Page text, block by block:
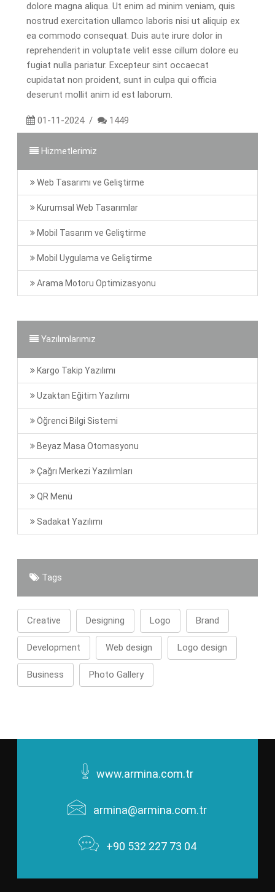
dolore magna aliqua. Ut enim ad minim veniam, quis
nostrud exercitation ullamco laboris nisi ut aliquip ex
ea commodo consequat. Duis aute irure dolor in
reprehenderit in voluptate velit esse cillum dolore eu
fugiat nulla pariatur. Excepteur sint occaecat
cupidatat non proident, sunt in culpa qui officia
deserunt mollit anim id est laborum.
01-11-2024/ 1449
Hizmetlerimiz
Web Tasarımı ve Geliştirme
Kurumsal Web Tasarımlar
Mobil Tasarım ve Geliştirme
Mobil Uygulama ve Geliştirme
Arama Motoru Optimizasyonu
Yazılımlarımız
Kargo Takip Yazılımı
Uzaktan Eğitim Yazılımı
Öğrenci Bilgi Sistemi
Beyaz Masa Otomasyonu
Çağrı Merkezi Yazılımları
QR Menü
Sadakat Yazılımı
Tags
Creative Designing Logo Brand
Development Web design Logo design
Business Photo Gallery
www.armina.com.tr
armina@armina.com.tr
+90 532 227 73 04